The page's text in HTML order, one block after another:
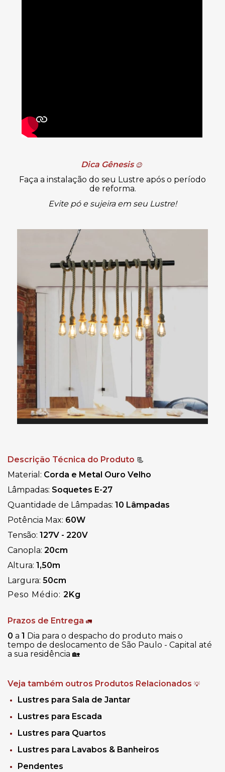
Dica Gênesis 😉
Faça a instalação do seu Lustre após o período
de reforma.
Evite pó e sujeira em seu Lustre!
Descrição Técnica do Produto 📃
Material: Corda e Metal Ouro Velho
Lâmpadas: Soquetes E-27
Quantidade de Lâmpadas: 10 Lâmpadas
Potência Max: 60W
Tensão: 127V - 220V
Canopla: 20cm
Altura: 1,50m
Largura: 50cm
Peso Médio: 2Kg
Prazos de Entrega 🚛
0 a 1 Dia para o despacho do produto mais o
tempo de deslocamento de São Paulo - Capital até
a sua residência 🏡
Veja também outros Produtos Relacionados 💡
Lustres para Sala de Jantar
Lustres para Escada
Lustres para Quartos
Lustres para Lavabos & Banheiros
Pendentes